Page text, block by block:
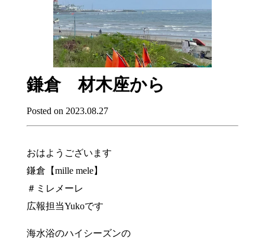
鎌倉 材木座から
Posted on 2023.08.27
おはようございます
鎌倉【mille mele】
＃ミレメーレ
広報担当Yukoです
海水浴のハイシーズンの